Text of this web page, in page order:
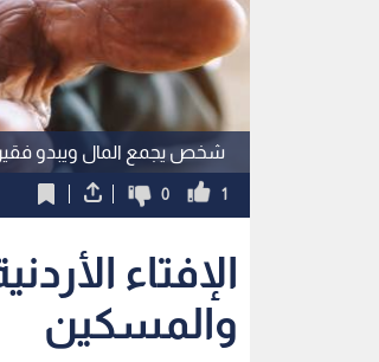
شخص يجمع المال ويبدو
1
0
الإفتاء
والمسكين